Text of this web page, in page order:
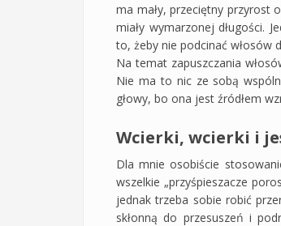
ma mały, przeciętny przyrost
miały wymarzonej długości.
to, żeby nie podcinać włosów
Na temat zapuszczania
Nie ma to nic ze sobą
głowy, bo ona jest źródłem
Wcierki, wcierki i
Dla mnie osobiście
wszelkie „przyśpieszacze
jednak trzeba sobie robić
skłonną do przesuszeń i